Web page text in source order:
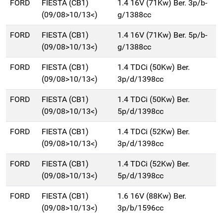
FORD
FIESTA (CB1)
(09/08>10/13<)
1.4 16V (71Kw) Ber. 3p/b-
g/1388cc
FORD
FIESTA (CB1)
(09/08>10/13<)
1.4 16V (71Kw) Ber. 5p/b-
g/1388cc
FORD
FIESTA (CB1)
(09/08>10/13<)
1.4 TDCi (50Kw) Ber.
3p/d/1398cc
FORD
FIESTA (CB1)
(09/08>10/13<)
1.4 TDCi (50Kw) Ber.
5p/d/1398cc
FORD
FIESTA (CB1)
(09/08>10/13<)
1.4 TDCi (52Kw) Ber.
3p/d/1398cc
FORD
FIESTA (CB1)
(09/08>10/13<)
1.4 TDCi (52Kw) Ber.
5p/d/1398cc
FORD
FIESTA (CB1)
(09/08>10/13<)
1.6 16V (88Kw) Ber.
3p/b/1596cc